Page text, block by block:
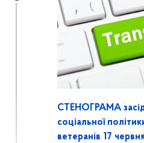
СТЕНОГРАМА
соціальної
ветеранів 17